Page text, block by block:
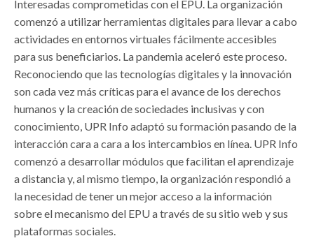
Interesadas comprometidas con el EPU. La organización
comenzó a utilizar herramientas digitales para llevar a cabo
actividades en entornos virtuales fácilmente accesibles
para sus beneficiarios. La pandemia aceleró este proceso.
Reconociendo que las tecnologías digitales y la innovación
son cada vez más críticas para el avance de los derechos
humanos y la creación de sociedades inclusivas y con
conocimiento, UPR Info adaptó su formación pasando de la
interacción cara a cara a los intercambios en línea. UPR Info
comenzó a desarrollar módulos que facilitan el aprendizaje
a distancia y, al mismo tiempo, la organización respondió a
la necesidad de tener un mejor acceso a la información
sobre el mecanismo del EPU a través de su sitio web y sus
plataformas sociales.